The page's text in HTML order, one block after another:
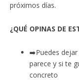
próximos días.
¿QUÉ OPINAS DE
➡️Puedes dejar
parece y si te
concreto